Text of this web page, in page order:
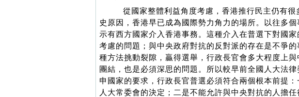
從國家整體利益角度考慮，香港推行民主仍有很
史原因，香港早已成為國際勢力角力的場所。以往多
示有西方國家介入香港事務。這種介入在普選下對國
考慮的問題；與中央政府對抗的反對派的存在是不爭
種方法挑動裂隙，贏得選舉，行政長官會多大程度上
團結，也是必須深思的問題。所以較早前全國人大法
申國家的要求，行政長官普選必須符合兩個根本前提
人大常委會的決定；二是不能允許與中央對抗的人擔任